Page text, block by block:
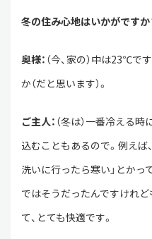
冬の住み心地はいかがですか
奥様： （今、家の）中は23℃
か（だと思います）。
ご主人： （冬は）一番冷える
込むこともあるので。例えば
洗いに行ったら寒い」とかっ
ではそうだったんですけれど
て、とても快適です。